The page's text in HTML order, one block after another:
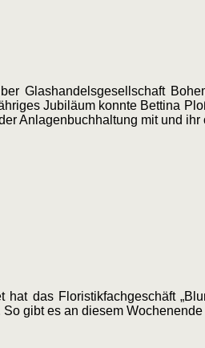
Glashandelsgesellschaft
Jubiläum konnte Bettina
Anlagenbuchhaltung mit und
das Floristikfachgeschäft
gibt es an diesem